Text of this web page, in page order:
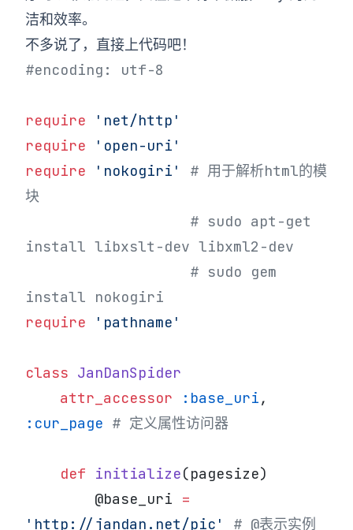
洁和效率。
不多说了，直接上代码吧！
#encoding: utf-8
require 'net/http'
require 'open-uri'
require 'nokogiri'
# 用于解析html的模
块
install libxslt-dev libxml2-dev
install nokogiri
require 'pathname'
class JanDanSpider
    attr_accessor
:base_uri
:cur_page # 定义属性访问器
    def
initialize(pagesize)
        @base_uri
=
'http://jandan.net/pic'
# @表示实例